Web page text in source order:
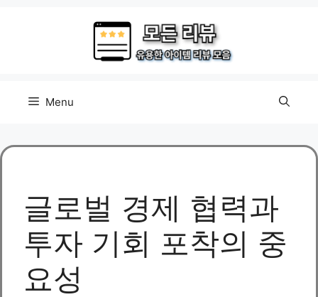
Menu
글로벌 경제 협력과
투자 기회 포착의 중
요성